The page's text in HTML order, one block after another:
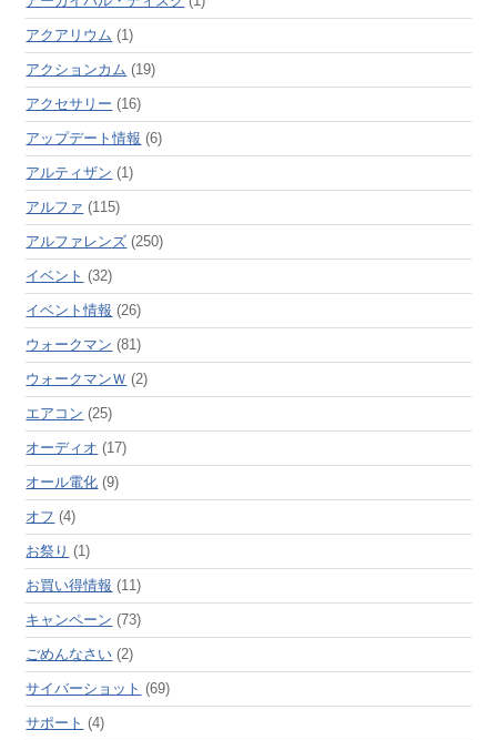
アクアリウム (1)
アクションカム (19)
アクセサリー (16)
アップデート情報 (6)
アルティザン (1)
アルファ (115)
アルファレンズ (250)
イベント (32)
イベント情報 (26)
ウォークマン (81)
ウォークマンＷ (2)
エアコン (25)
オーディオ (17)
オール電化 (9)
オフ (4)
お祭り (1)
お買い得情報 (11)
キャンペーン (73)
ごめんなさい (2)
サイバーショット (69)
サポート (4)